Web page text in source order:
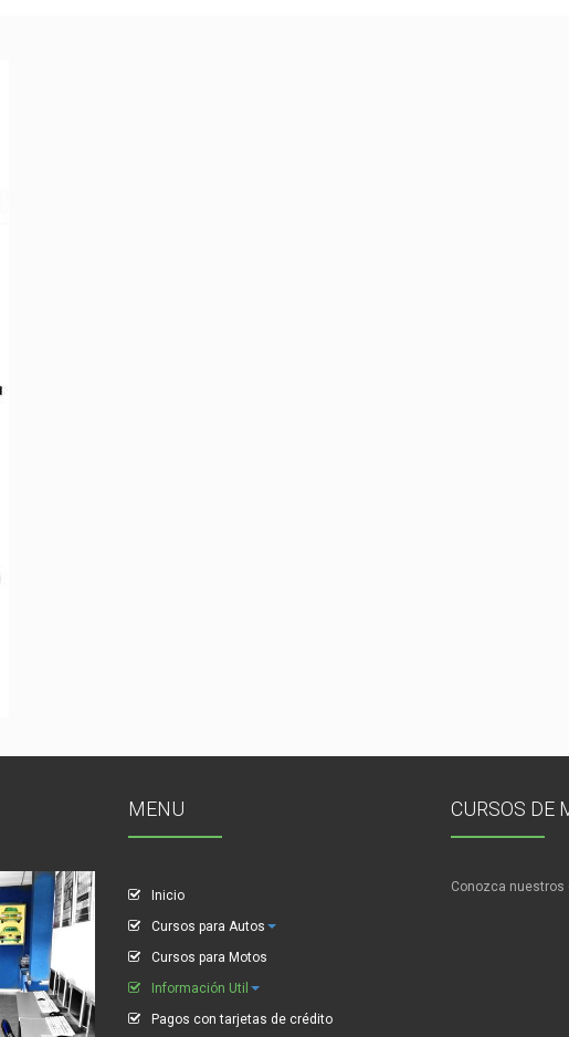
MENU
Inicio
Cursos para Autos
Cursos para Motos
Información Util
Pagos con tarjetas de crédito
CURSOS DE
Conozca nuestros